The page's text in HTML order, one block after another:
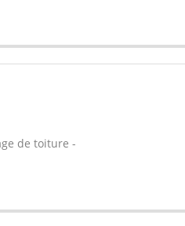
de toiture -